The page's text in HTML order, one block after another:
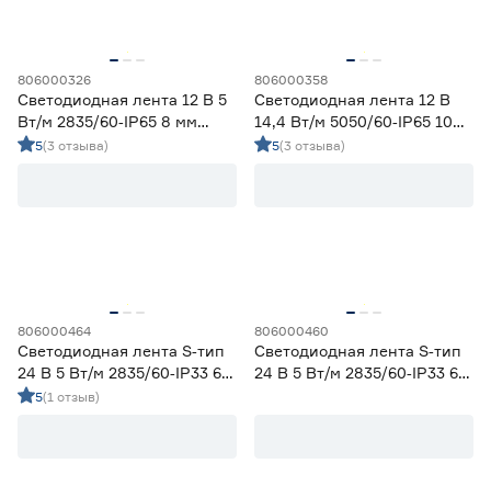
10 12 16
Напряжение (В)
5
8
5
Ещё 11
Индекс цветопередачи (Ra)
806000326
Светодиодная лента 12 В 5
Вт/м 2835/60‑IP65 8 мм
холодный 2 м Geniled
5(3 отзыва)
806000358
Светодиодная лента 12 В
14,4 Вт/м 5050/60‑IP65 10
мм мультиколор 5 м Geniled
5(3 отзыва)
806000464
Светодиодная лента S‑тип
24 В 5 Вт/м 2835/60‑IP33 6
мм холодный 5 м Geniled
5(1 отзыв)
806000460
Светодиодная лента S‑тип
24 В 5 Вт/м 2835/60‑IP33 6